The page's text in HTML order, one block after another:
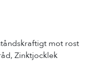
mot rost
Zinktjocklek